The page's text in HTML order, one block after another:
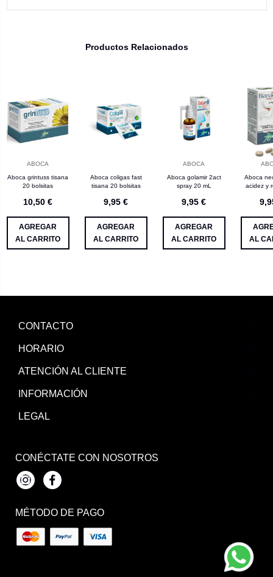
Productos Relacionados
ABOCA
Aboca grintuss tisana
20 bolsitas
10,50 €
AGREGAR
AL CARRITO
Aboca coligas fast
tisana 20 bolsitas
9,95 €
AGREGAR
AL CARRITO
ABOCA
Aboca golamir 2act
spray 20 mL
9,95 €
AGREGAR
AL CARRITO
Aboca
acidez y
AL
CONTACTO
HORARIO
ATENCIÓN AL CLIENTE
INFORMACIÓN
LEGAL
CONÉCTATE CON NOSOTROS
InstagramFacebook
MÉTODO DE PAGO